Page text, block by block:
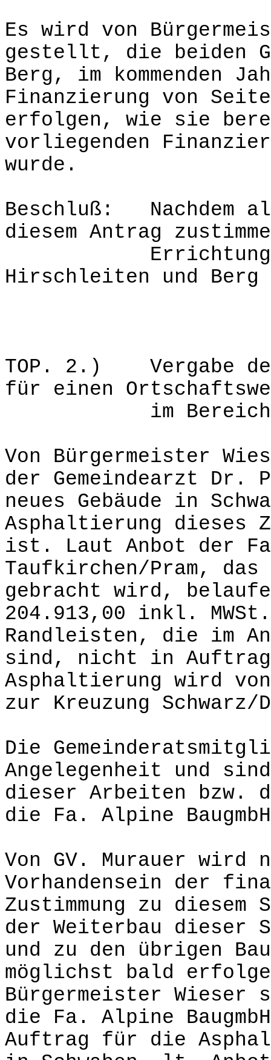
Es wird von
gestellt, die beiden
Berg, im kommenden
Finanzierung von
erfolgen, wie sie
vorliegenden
wurde.
Beschluß: Nachdem
diesem Antrag
Errichtung der
Hirschleiten und Berg
TOP. 2.) Vergabe
für einen
im Bereich
Von Bürgermeister
der Gemeindearzt Dr.
neues Gebäude in
Asphaltierung dieses
ist. Laut Anbot der
Taufkirchen/Pram,
gebracht wird,
204.913,00 inkl.
Randleisten, die im
sind, nicht in Auftrag
Asphaltierung wird
zur Kreuzung
Die
Angelegenheit und
dieser Arbeiten bzw.
die Fa. Alpine
Von GV. Murauer wird
Vorhandensein der
Zustimmung zu
der Weiterbau dieser
und zu den übrigen
möglichst bald
Bürgermeister
die Fa. Alpine
Auftrag für die